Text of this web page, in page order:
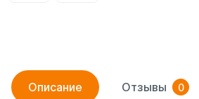
Описание Отзывы 0